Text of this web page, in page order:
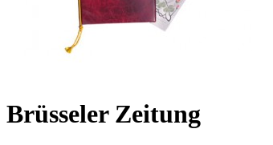
Brüsseler Zeitung